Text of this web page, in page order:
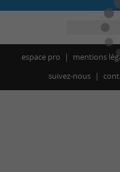
espace pro mentions
suivez-nous